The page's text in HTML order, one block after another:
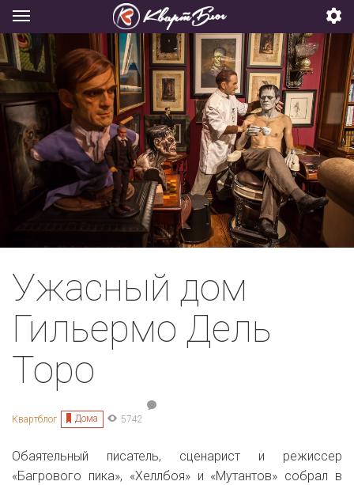
Ужасный дом
Гильермо Дель
Торо
Квартблог Дома 5742
Обаятельный писатель, сценарист и режиссер
«Багрового пика», «Хеллбоя» и «Мутантов» собрал в